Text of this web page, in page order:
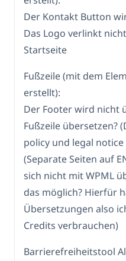
Der Kontakt Button
Das Logo verlinkt
Startseite
Fußzeile (mit dem
erstellt):
Der Footer wird nicht
Fußzeile übersetzen?
policy und legal
(Separate Seiten auf
sich nicht mit WPML
das möglich? Hierfür
Übersetzungen also
Credits verbrauchen)
Barrierefreiheitstool